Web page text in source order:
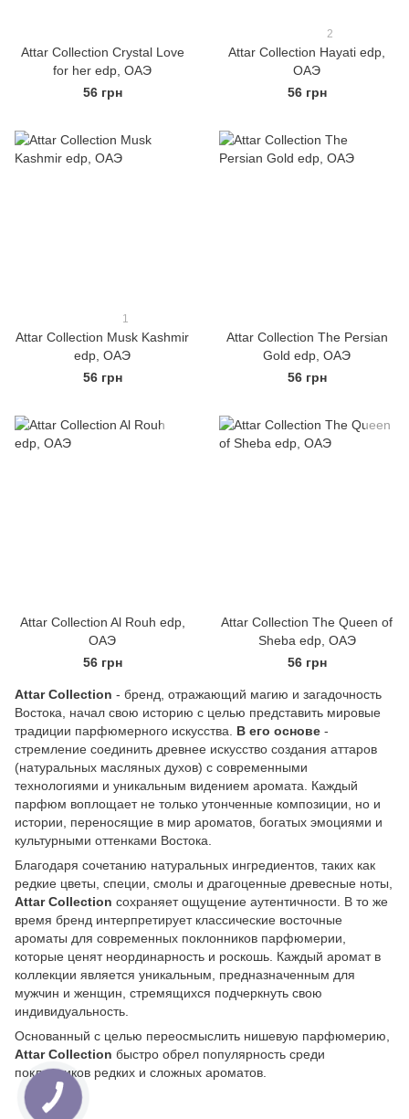
Attar Collection Crystal Love
for her edp, ОАЭ
56 грн
2
Attar Collection Hayati edp,
ОАЭ
56 грн
1
Attar Collection Musk Kashmir
edp, ОАЭ
56 грн
Attar Collection The Persian
Gold edp, ОАЭ
56 грн
Attar Collection Al Rouh edp,
ОАЭ
56 грн
Attar Collection The Queen of
Sheba edp, ОАЭ
56 грн
Attar Collection - бренд, отражающий магию и загадочность
Востока, начал свою историю с целью представить мировые
традиции парфюмерного искусства. В его основе -
стремление соединить древнее искусство создания аттаров
(натуральных масляных духов) с современными
технологиями и уникальным видением аромата. Каждый
парфюм воплощает не только утонченные композиции, но и
истории, переносящие в мир ароматов, богатых эмоциями и
культурными оттенками Востока.
Благодаря сочетанию натуральных ингредиентов, таких как
редкие цветы, специи, смолы и драгоценные древесные ноты,
Attar Collection сохраняет ощущение аутентичности. В то же
время бренд интерпретирует классические восточные
ароматы для современных поклонников парфюмерии,
которые ценят неординарность и роскошь. Каждый аромат в
коллекции является уникальным, предназначенным для
мужчин и женщин, стремящихся подчеркнуть свою
индивидуальность.
Основанный с целью переосмыслить нишевую парфюмерию,
Attar Collection быстро обрел популярность среди
поклонников редких и сложных ароматов.